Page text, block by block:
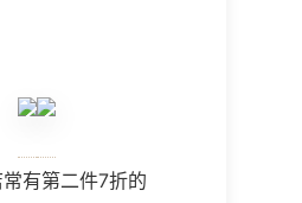
常有第二件7折的